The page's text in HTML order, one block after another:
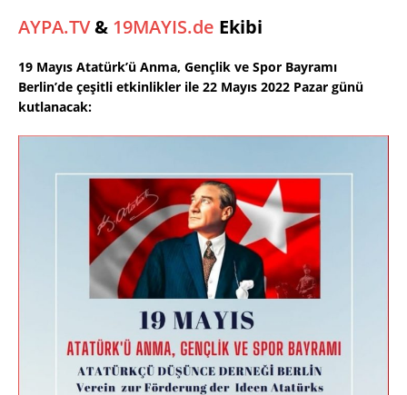
AYPA.TV& 19MAYIS.de Ekibi
19 Mayıs Atatürk’ü Anma, Gençlik ve Spor Bayramı
Berlin’de çeşitli etkinlikler ile 22 Mayıs 2022 Pazar günü
kutlanacak: